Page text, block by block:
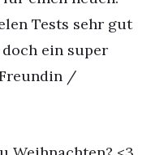
Tests sehr gut
ein super
/